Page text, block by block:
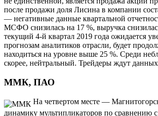
после продажи доля Лисина в компании
— негативные данные квартальной
МСФО снизилась на 17 %, выручка
текущий 4-й квартал 2019 года ожидается
прогнозам аналитиков отрасли, будет
находиться на уровне выше 25 %. Среди
скорее, нейтральный. Трейдеры ждут данных
ММК, ПАО
На четвертом месте —
динамику мультипликаторов по